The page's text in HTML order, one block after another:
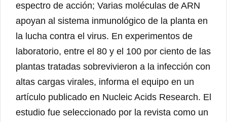
espectro de acción; Varias moléculas de ARN
apoyan al sistema inmunológico de la planta en
la lucha contra el virus. En experimentos de
laboratorio, entre el 80 y el 100 por ciento de las
plantas tratadas sobrevivieron a la infección con
altas cargas virales, informa el equipo en un
artículo publicado en Nucleic Acids Research. El
estudio fue seleccionado por la revista como un